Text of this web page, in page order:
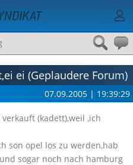
ei (Geplaudere Forum)
07.09.2005 | 19:39:29
(kadett),weil ,ich
son opel los zu werden,hab
sogar noch nach hamburg